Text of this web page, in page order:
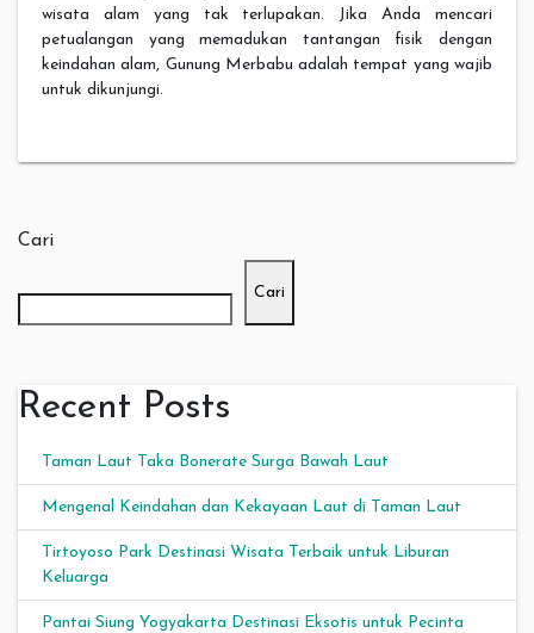
wisata alam yang tak terlupakan. Jika Anda mencari
petualangan yang memadukan tantangan fisik dengan
keindahan alam, Gunung Merbabu adalah tempat yang wajib
untuk dikunjungi.
Cari
Cari
Recent Posts
Taman Laut Taka Bonerate Surga Bawah Laut
Mengenal Keindahan dan Kekayaan Laut di Taman Laut
Tirtoyoso Park Destinasi Wisata Terbaik untuk Liburan
Keluarga
Pantai Siung Yogyakarta Destinasi Eksotis untuk Pecinta